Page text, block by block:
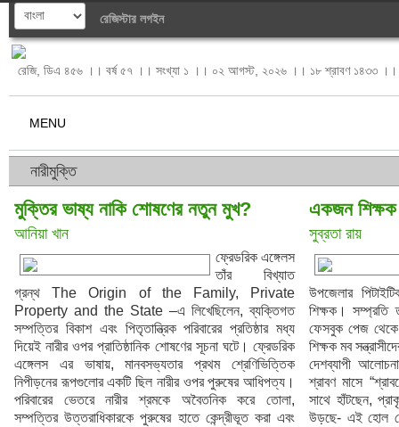
রেজিস্টার লগইন
রেজি, ডিএ ৪৫৬ ।। বর্ষ ৫৭ ।। সংখ্যা ১ ।। ০২ আগস্ট, ২০২৬ ।। ১৮ শ্রাবণ ১৪৩৩ ।।
MENU
নারীমুক্তি
মুক্তির ভাষ্য নাকি শোষণের নতুন মুখ?
আনিয়া খান
ফ্রেডরিক এঙ্গেলস
তাঁর বিখ্যাত
গ্রন্থ The Origin of the Family, Private
Property and the State –এ লিখেছিলেন, ব্যক্তিগত
সম্পত্তির বিকাশ এবং পিতৃতান্ত্রিক পরিবারের প্রতিষ্ঠার মধ্য
দিয়েই নারীর ওপর প্রাতিষ্ঠানিক শোষণের সূচনা ঘটে। ফ্রেডরিক
এঙ্গেলস এর ভাষায়, মানবসভ্যতার প্রথম শ্রেণিভিত্তিক
নিপীড়নের রূপগুলোর একটি ছিল নারীর ওপর পুরুষের আধিপত্য।
পরিবারের ভেতরে নারীর শ্রমকে অবৈতনিক করে তোলা,
সম্পত্তির উত্তরাধিকারকে পুরুষের হাতে কেন্দ্রীভূত করা এবং
একজন
সুব্রতা রায়
উপজেলার
শিক্ষক। সম্প্রতি
ফেসবুক পেজ থেকে
শিক্ষক মব
দেশব্যাপী
শ্রাবণ মাসে
সাথে হাঁটছেন,
উড়ছে- এই হোল